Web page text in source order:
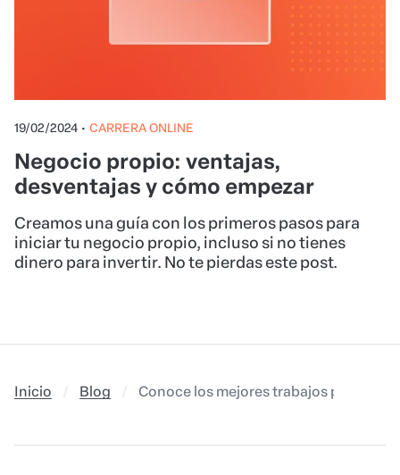
19/02/2024 • CARRERA ONLINE
Negocio propio: ventajas,
desventajas y cómo empezar
Creamos una guía con los primeros pasos para
iniciar tu negocio propio, incluso si no tienes
dinero para invertir. No te pierdas este post.
Inicio Blog Conoce los mejores trabajos para 2024